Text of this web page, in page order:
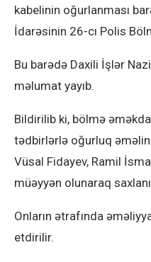
kabelinin oğurlanması
İdarəsinin 26-cı Polis
Bu barədə Daxili İşlər
məlumat yayıb.
Bildirilib ki, bölmə
tədbirlərlə oğurluq
Vüsal Fidayev, Ramil
müəyyən olunaraq
Onların ətrafında
etdirilir.